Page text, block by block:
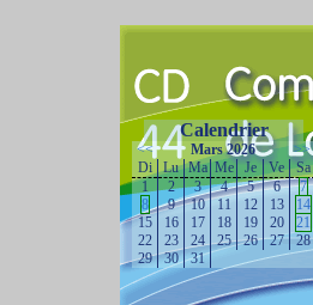
Calendrier
<< Mars 2026
>>
Di
Lu Ma Me Je Ve
Sa
1
2 3 4 5 6
7
8
9 10 11 12 13
14
15
16 17 18 19 20
21
22
23 24 25 26 27
28
29
30 31